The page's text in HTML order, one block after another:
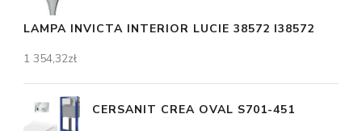
LAMPA INVICTA INTERIOR LUCIE 38572 I38572
1 354,32zł
CERSANIT CREA OVAL S701-451